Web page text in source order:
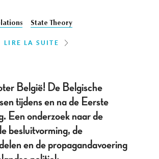
State Theory
LIRE LA SUITE
België! De Belgische
tijdens en na de Eerste
Een onderzoek naar de
besluitvorming, de
en de propagandavoering